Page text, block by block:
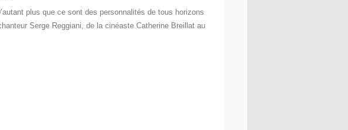
plus que ce sont des personnalités de tous horizons
Serge Reggiani, de la cinéaste Catherine Breillat au